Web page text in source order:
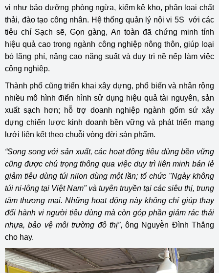
vi như bảo dưỡng phòng ngừa, kiểm kê kho, phân loại chất
thải, đào tạo công nhân. Hệ thống quản lý nội vi 5S với các
tiêu chí Sạch sẽ, Gọn gàng, An toàn đã chứng minh tính
hiệu quả cao trong ngành công nghiệp nông thôn, giúp loại
bỏ lãng phí, nâng cao năng suất và duy trì nề nếp làm việc
công nghiệp.
Thành phố cũng triển khai xây dựng, phổ biến và nhân rộng
nhiều mô hình điển hình sử dụng hiệu quả tài nguyên, sản
xuất sạch hơn; hỗ trợ doanh nghiệp ngành gốm sứ xây
dựng chiến lược kinh doanh bền vững và phát triển mạng
lưới liên kết theo chuỗi vòng đời sản phẩm.
“Song song với sản xuất, các hoạt động tiêu dùng bền vững
cũng được chú trọng thông qua việc duy trì liên minh bán lẻ
giảm tiêu dùng túi nilon dùng một lần; tổ chức "Ngày không
túi ni-lông tại Việt Nam" và tuyên truyền tại các siêu thị, trung
tâm thương mại. Những hoạt động này không chỉ giúp thay
đổi hành vi người tiêu dùng mà còn góp phần giảm rác thải
nhựa, bảo vệ môi trường đô thị”, ông Nguyễn Đình Thắng
cho hay.